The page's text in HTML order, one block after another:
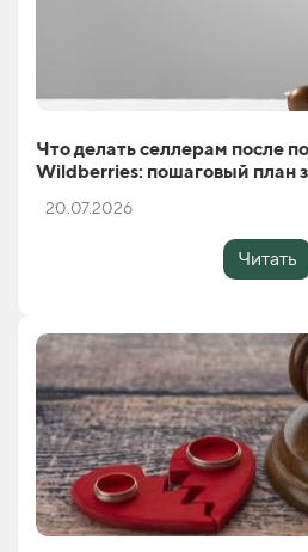
Что делать селлерам после
Wildberries: пошаговый план
20.07.2026
Читать